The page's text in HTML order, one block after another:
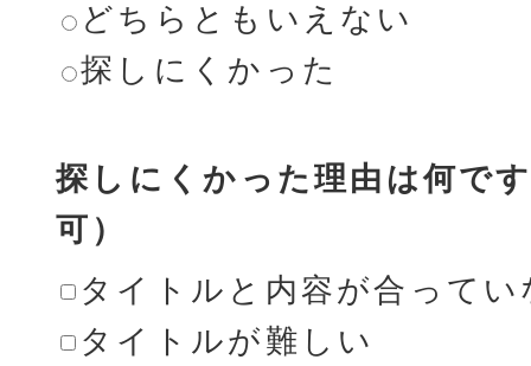
どちらともいえない
探しにくかった
探しにくかった理由は何で
可）
タイトルと内容が合ってい
タイトルが難しい